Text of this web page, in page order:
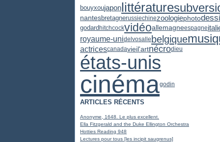
bouyxoujapon littérature
nantesbretagnerussiechinezoologiephoto
godardhitchcockvidéoallemagneespagne
royaume-unidelvosallebelgique
actricescanadavieil'artnécrodieu
états-unis
cinémagodin
ARTICLES RÉCENTS
Anonyme, 1648. Le plus excellent.
Ella Fitzgerald and the Duke Ellington Orchestra
Hotties Reading 948
Lectures pour tous [les incipit saugrenus]